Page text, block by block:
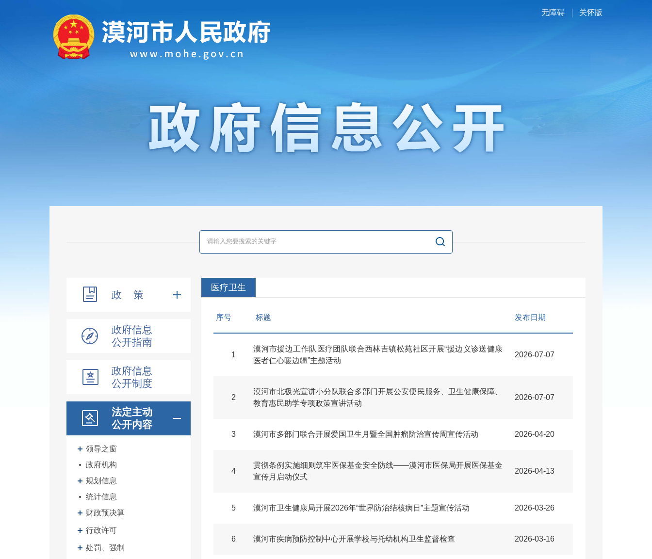
无障碍 关怀版
政 策
政府信息
公开指南
政府信息
公开制度
法定主动
公开内容
领导之窗
政府机构
规划信息
统计信息
财政预决算
行政许可
处罚、强制
医疗卫生
序号 标题 发布日期
1
漠河市援边工作队医疗团队联合西林吉镇松苑社区开展“援边义诊送健康
医者仁心暖边疆”主题活动
2026-07-07
2
漠河市北极光宣讲小分队联合多部门开展公安便民服务、卫生健康保障、
教育惠民助学专项政策宣讲活动
2026-07-07
3 漠河市多部门联合开展爱国卫生月暨全国肿瘤防治宣传周宣传活动 2026-04-20
4
贯彻条例实施细则筑牢医保基金安全防线——漠河市医保局开展医保基金
宣传月启动仪式
2026-04-13
5 漠河市卫生健康局开展2026年“世界防治结核病日”主题宣传活动 2026-03-26
6 漠河市疾病预防控制中心开展学校与托幼机构卫生监督检查 2026-03-16